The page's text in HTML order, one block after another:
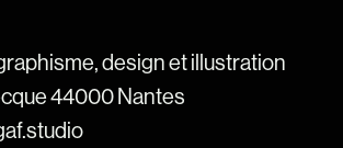
design et illustration
44000 Nantes